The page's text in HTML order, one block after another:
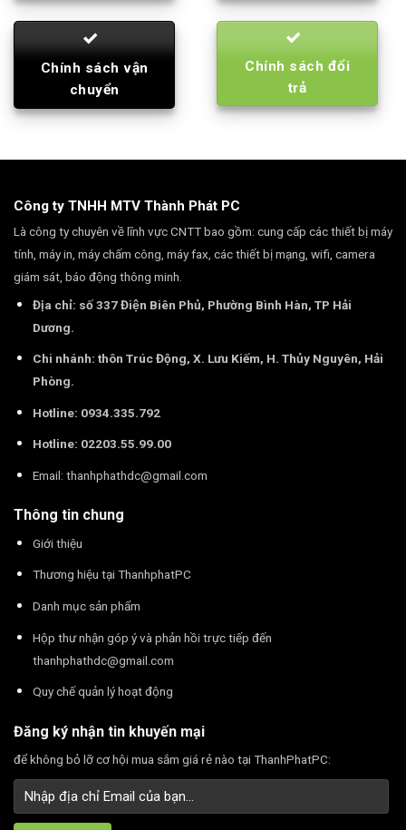
Chính sách vận
chuyển
Chính sách đổi
trả
Công ty TNHH MTV Thành Phát PC
Là công ty chuyên về lĩnh vực CNTT bao gồm: cung cấp các thiết bị máy
tính, máy in, máy chấm công, máy fax, các thiết bị mạng, wifi, camera
giám sát, báo động thông minh.
Địa chỉ: số 337 Điện Biên Phủ, Phường Bình Hàn, TP Hải
Dương.
Chi nhánh: thôn Trúc Động, X. Lưu Kiếm, H. Thủy Nguyên, Hải
Phòng.
Hotline: 0934.335.792
Hotline: 02203.55.99.00
Email: thanhphathdc@gmail.com
Thông tin chung
Giới thiệu
Thương hiệu tại ThanhphatPC
Danh mục sản phẩm
Hộp thư nhận góp ý và phản hồi trực tiếp đến
thanhphathdc@gmail.com
Quy chế quản lý hoạt động
Đăng ký nhận tin khuyến mại
để không bỏ lỡ cơ hội mua sắm giá rẻ nào tại ThanhPhatPC: